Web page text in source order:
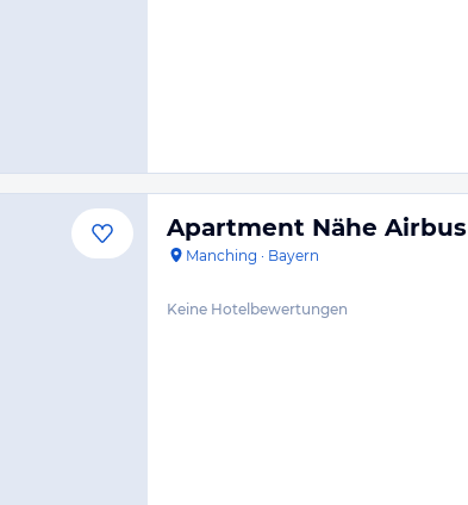
Apartment Nähe Airbus
Manching · Bayern
Keine Hotelbewertungen